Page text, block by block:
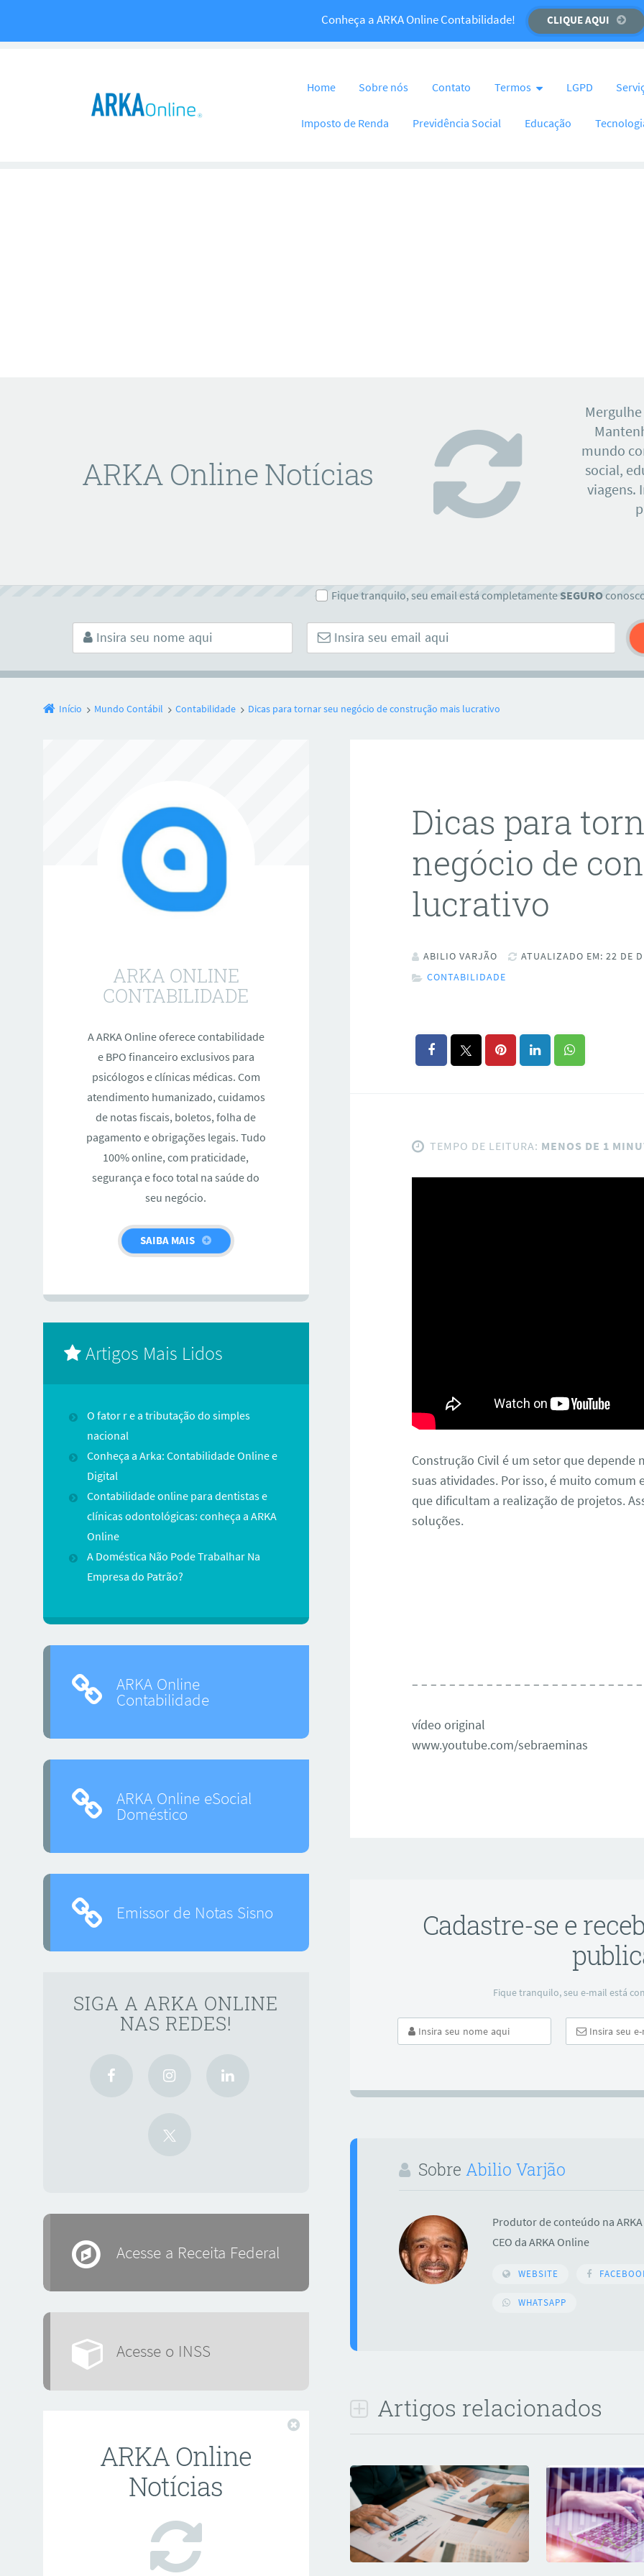
Temos um recado importante para você! CLIQUE AQUI
Conheça a ARKA Online Contabilidade! CLIQUE AQUI
Home Sobre nós Contato Termos LGPD
Imposto de Renda Previdência Social Educação
ARKA Online Notícias
mundo
social,
viagens.
Fique tranquilo, seu email está completamente SEGURO
Início Mundo Contábil Contabilidade Dicas para tornar seu negócio de construção mais lucrativo
Dicas para
negócio de
lucrativo
ABILIO VARJÃO
ATUALIZADO EM: 22 DE
CONTABILIDADE
TEMPO DE LEITURA: MENOS DE 1
Construção Civil é um setor que
suas atividades. Por isso, é muito comum
que dificultam a realização de projetos.
soluções.
– – – – – – – – – – – – – – – – – – – – – – – –
vídeo original
www.youtube.com/sebraeminas
Cadastre-se e
Fique tranquilo, seu e-mail está
Sobre Abilio Varjão
Produtor de conteúdo na
CEO da ARKA Online
WEBSITE
WHATSAPP
Artigos relacionados
ARKA ONLINE
CONTABILIDADE
A ARKA Online oferece contabilidade
e BPO financeiro exclusivos para
psicólogos e clínicas médicas. Com
atendimento humanizado, cuidamos
de notas fiscais, boletos, folha de
pagamento e obrigações legais. Tudo
100% online, com praticidade,
segurança e foco total na saúde do
seu negócio.
SAIBA MAIS
Artigos Mais Lidos
O fator r e a tributação do simples
nacional
Conheça a Arka: Contabilidade Online e
Digital
Contabilidade online para dentistas e
clínicas odontológicas: conheça a ARKA
Online
A Doméstica Não Pode Trabalhar Na
Empresa do Patrão?
ARKA Online
Contabilidade
ARKA Online eSocial
Doméstico
Emissor de Notas Sisno
SIGA A ARKA ONLINE
NAS REDES!
Acesse a Receita Federal
Acesse o INSS
ARKA Online
Notícias